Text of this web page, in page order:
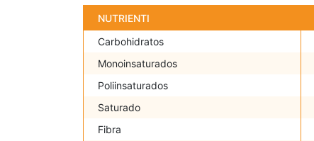
NUTRIENTI
Carbohidratos
Monoinsaturados
Poliinsaturados
Saturado
Fibra